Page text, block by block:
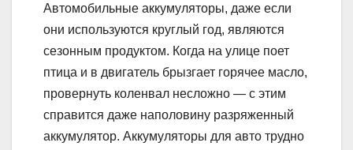
Автомобильные аккумуляторы, даже если
они используются круглый год, являются
сезонным продуктом. Когда на улице поет
птица и в двигатель брызгает горячее масло,
провернуть коленвал несложно — с этим
справится даже наполовину разряженный
аккумулятор. Аккумуляторы для авто трудно